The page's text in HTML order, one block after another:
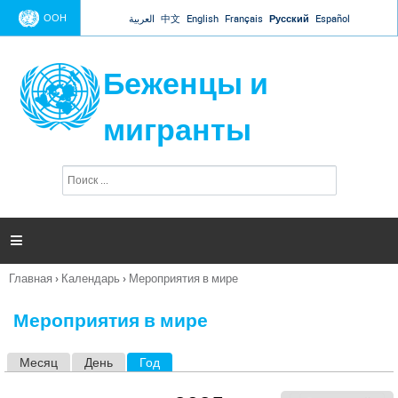
Jump to navigation
ООН العربية 中文 English Français Русский Español
Беженцы и
мигранты
п
и

Вы
Главная › Календарь › Мероприятия в мире
Мероприятия в мире
Месяц День Год